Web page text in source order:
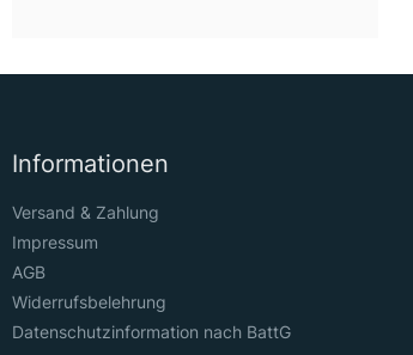
Informationen
Versand & Zahlung
Impressum
AGB
Widerrufsbelehrung
Datenschutzinformation nach BattG